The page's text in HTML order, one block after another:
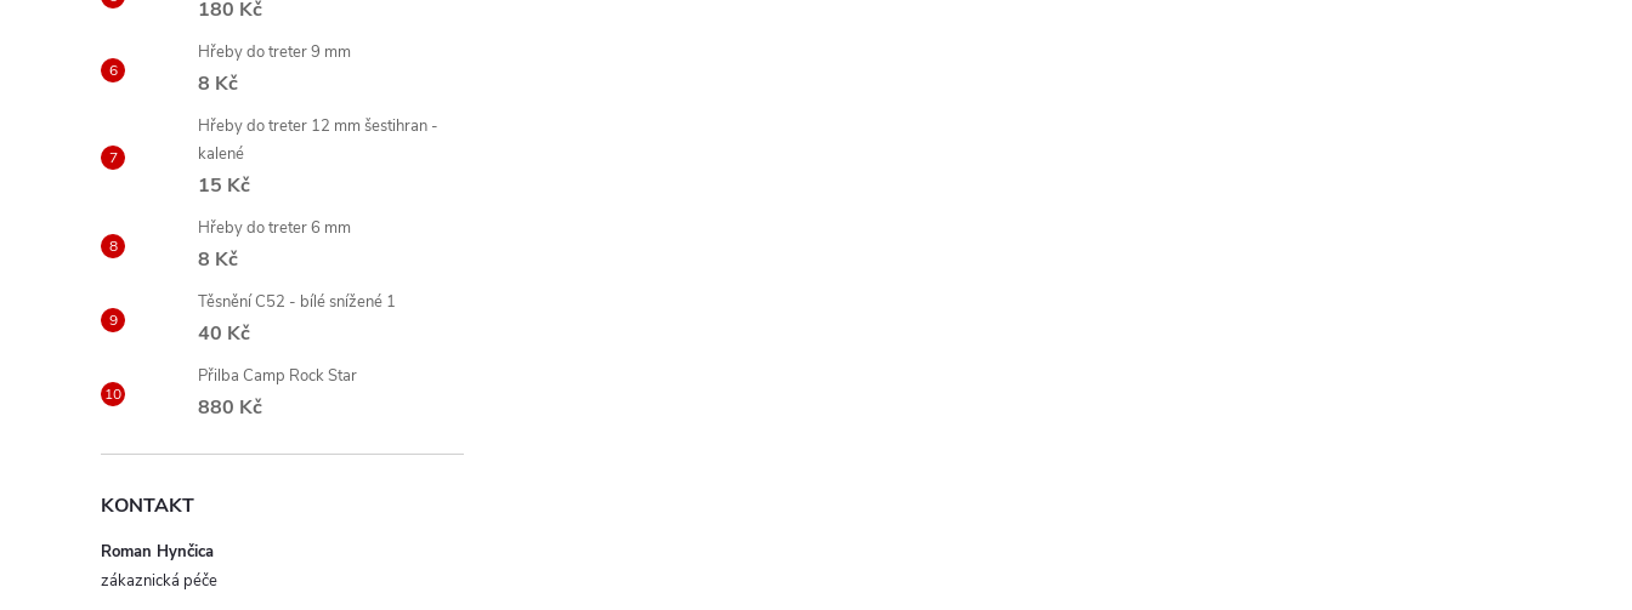
180 Kč
Hřeby do treter 9 mm
8 Kč
Hřeby do treter 12 mm šestihran -
kalené
15 Kč
Hřeby do treter 6 mm
8 Kč
Těsnění C52 - bílé snížené 1
40 Kč
Přilba Camp Rock Star
880 Kč
KONTAKT
Roman Hynčica